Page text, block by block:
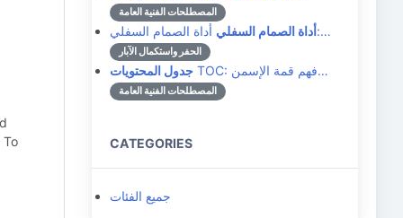
المصطلحات الفنية العامة
أداة الصمام السفليأداة الصمام السفلي:…
الحفر واستكمال الآبار
جدول المحتويات TOC: فهم قمة الإسمن…
المصطلحات الفنية العامة
CATEGORIES
جميع الفئات